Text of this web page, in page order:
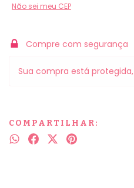
Não sei meu CEP
Compre com segurança
Sua compra está protegida,
COMPARTILHAR: